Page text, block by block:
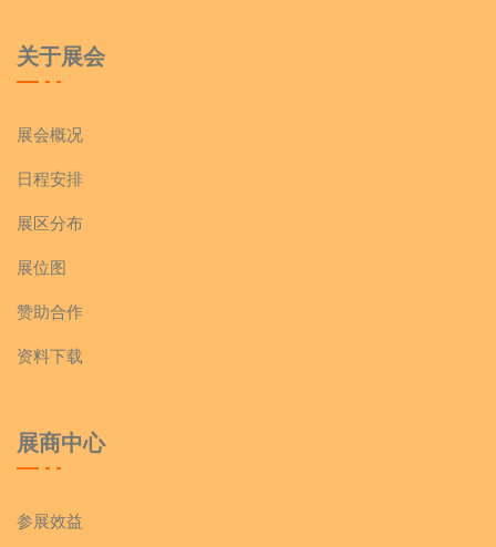
关于展会
展会概况
日程安排
展区分布
展位图
赞助合作
资料下载
展商中心
参展效益